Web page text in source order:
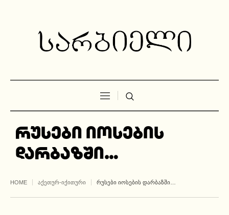
რუსები იოსების
დარბაზში…
HOME ᲐᲥᲔᲗᲣᲠ-ᲘᲥᲘᲗᲣᲠᲘ ᲠᲣᲡᲔᲑᲘ ᲘᲝᲡᲔᲑᲘᲡ ᲓᲐᲠᲑᲐᲖᲨᲘ…